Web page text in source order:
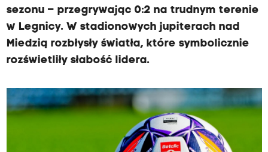
sezonu – przegrywając 0:2 na trudnym terenie
w Legnicy. W stadionowych jupiterach nad
Miedzią rozbłysły światła, które symbolicznie
rozświetliły słabość lidera.